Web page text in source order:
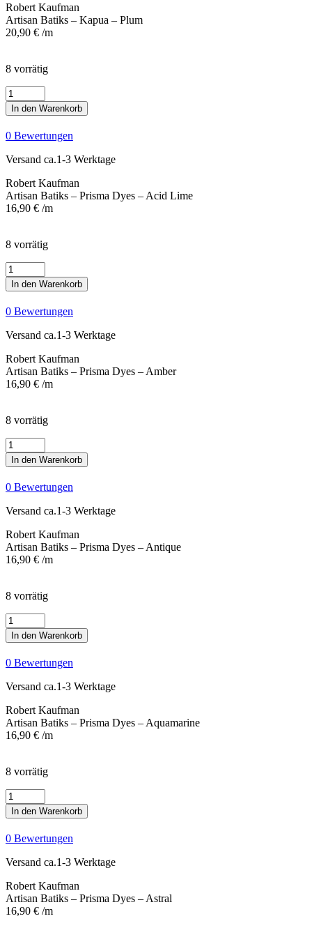
Robert Kaufman
Artisan Batiks – Kapua – Plum
20,90 € /m
8 vorrätig
Artisan
Batiks
-
Prisma
Dyes
-
Acid
Lime
Menge
In den Warenkorb
0 Bewertungen
Versand ca.1-3 Werktage
Robert Kaufman
Artisan Batiks – Prisma Dyes – Acid Lime
16,90 € /m
8 vorrätig
Artisan
Batiks
-
Prisma
Dyes
-
Amber
Menge
In den Warenkorb
0 Bewertungen
Versand ca.1-3 Werktage
Robert Kaufman
Artisan Batiks – Prisma Dyes – Amber
16,90 € /m
8 vorrätig
Artisan
Batiks
-
Prisma
Dyes
-
Antique
Menge
In den Warenkorb
0 Bewertungen
Versand ca.1-3 Werktage
Robert Kaufman
Artisan Batiks – Prisma Dyes – Antique
16,90 € /m
8 vorrätig
Artisan
Batiks
-
Prisma
Dyes
-
Aquamarine
Menge
In den Warenkorb
0 Bewertungen
Versand ca.1-3 Werktage
Robert Kaufman
Artisan Batiks – Prisma Dyes – Aquamarine
16,90 € /m
8 vorrätig
Artisan
Batiks
-
Prisma
Dyes
-
Astral
Menge
In den Warenkorb
0 Bewertungen
Versand ca.1-3 Werktage
Robert Kaufman
Artisan Batiks – Prisma Dyes – Astral
16,90 € /m